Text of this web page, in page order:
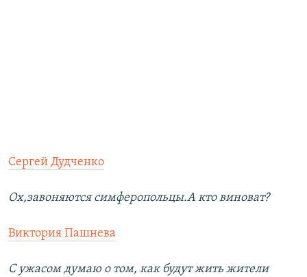
Сергей Дудченко
Ох,завоняются симферопольцы.А кто виноват?
Виктория Пашнева
С ужасом думаю о том, как будут жить жители